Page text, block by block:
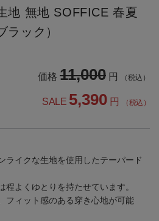
地 無地 SOFFICE 春夏
ラック）
価格 11,000 円 （税込）
SALE 5,390 円 （税込）
ライクな生地を使用したテーパード
程よくゆとりを持たせています。
フィット感のある穿き心地が可能